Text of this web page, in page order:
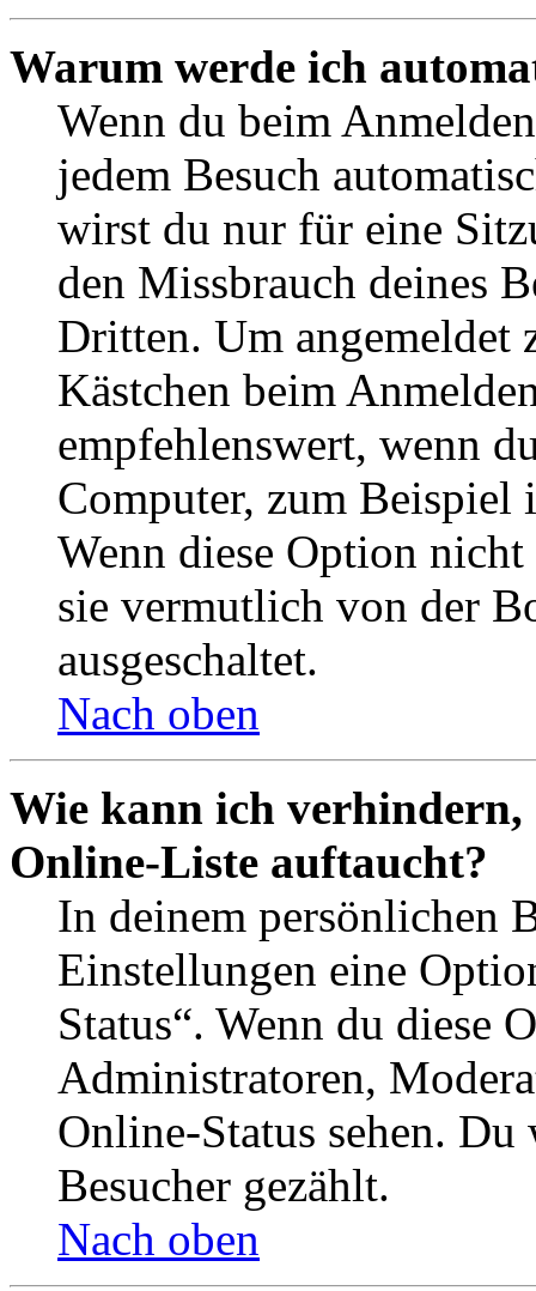
Warum werde ich
Wenn du beim
jedem Besuch
wirst du nur für eine
den Missbrauch deines
Dritten. Um angemeldet
Kästchen beim
empfehlenswert, wenn
Computer, zum Beispiel
Wenn diese Option
sie vermutlich von der
ausgeschaltet.
Nach oben
Wie kann ich verhindern,
Online-Liste auftaucht?
In deinem persönlichen
Einstellungen eine
Status“. Wenn du diese
Administratoren,
Online-Status sehen.
Besucher gezählt.
Nach oben